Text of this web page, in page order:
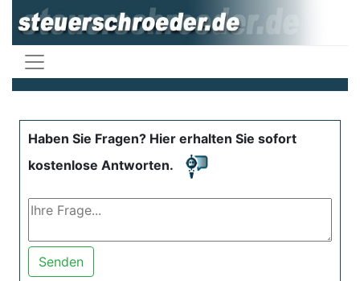
Haben Sie Fragen? Hier erhalten Sie sofort
kostenlose Antworten.
Senden